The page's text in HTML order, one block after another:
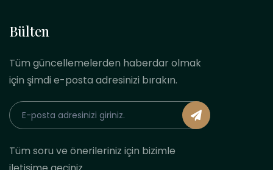
Bülten
Tüm güncellemelerden haberdar olmak
için şimdi e-posta adresinizi bırakın.
Tüm soru ve önerileriniz için bizimle